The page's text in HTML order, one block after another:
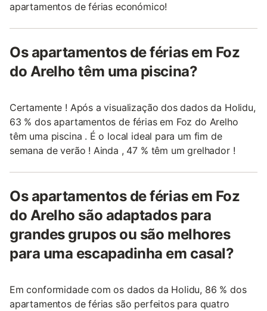
apartamentos de férias económico!
Os apartamentos de férias em Foz
do Arelho têm uma piscina?
Certamente ! Após a visualização dos dados da Holidu,
63 % dos apartamentos de férias em Foz do Arelho
têm uma piscina . É o local ideal para um fim de
semana de verão ! Ainda , 47 % têm um grelhador !
Os apartamentos de férias em Foz
do Arelho são adaptados para
grandes grupos ou são melhores
para uma escapadinha em casal?
Em conformidade com os dados da Holidu, 86 % dos
apartamentos de férias são perfeitos para quatro